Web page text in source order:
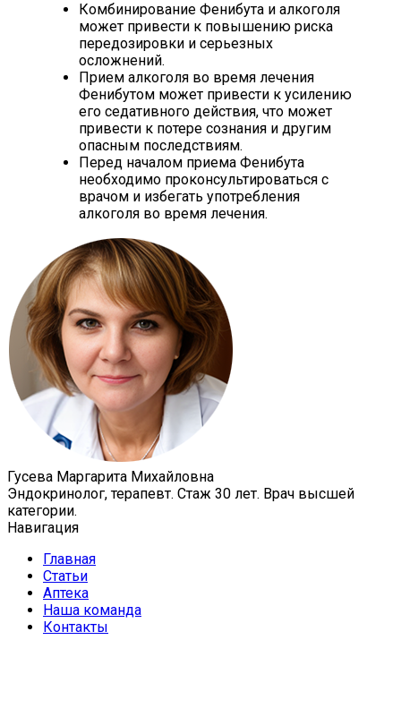
Комбинирование Фенибута и алкоголя
может привести к повышению риска
передозировки и серьезных
осложнений.
Прием алкоголя во время лечения
Фенибутом может привести к усилению
его седативного действия, что может
привести к потере сознания и другим
опасным последствиям.
Перед началом приема Фенибута
необходимо проконсультироваться с
врачом и избегать употребления
алкоголя во время лечения.
Гусева Маргарита Михайловна
Эндокринолог, терапевт. Стаж 30 лет. Врач высшей
категории.
Навигация
Главная
Статьи
Аптека
Наша команда
Контакты